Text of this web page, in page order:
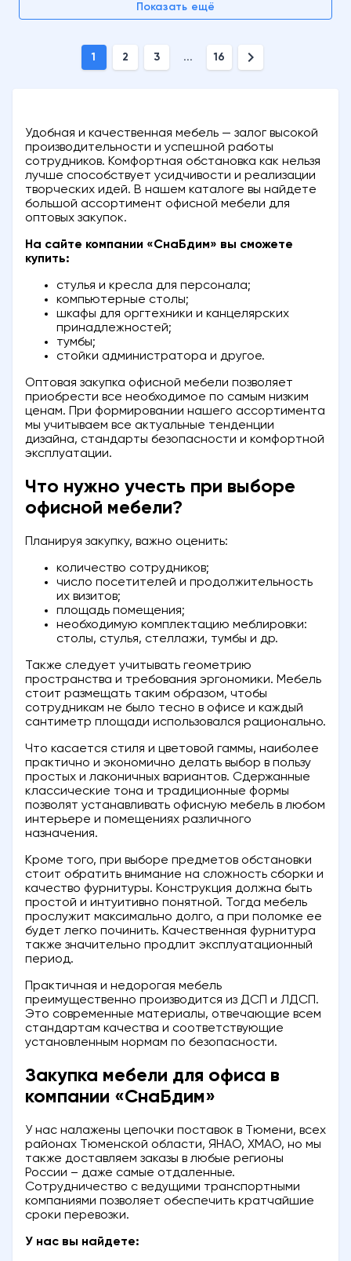
Показать ещё
1 2 3 ... 16 chevron_right
Удобная и качественная мебель — залог высокой
производительности и успешной работы
сотрудников. Комфортная обстановка как нельзя
лучше способствует усидчивости и реализации
творческих идей. В нашем каталоге вы найдете
большой ассортимент офисной мебели для
оптовых закупок.
На сайте компании «СнаБдим» вы сможете
купить:
стулья и кресла для персонала;
компьютерные столы;
шкафы для оргтехники и канцелярских
принадлежностей;
тумбы;
стойки администратора и другое.
Оптовая закупка офисной мебели позволяет
приобрести все необходимое по самым низким
ценам. При формировании нашего ассортимента
мы учитываем все актуальные тенденции
дизайна, стандарты безопасности и комфортной
эксплуатации.
Что нужно учесть при выборе
офисной мебели?
Планируя закупку, важно оценить:
количество сотрудников;
число посетителей и продолжительность
их визитов;
площадь помещения;
необходимую комплектацию меблировки:
столы, стулья, стеллажи, тумбы и др.
Также следует учитывать геометрию
пространства и требования эргономики. Мебель
стоит размещать таким образом, чтобы
сотрудникам не было тесно в офисе и каждый
сантиметр площади использовался рационально.
Что касается стиля и цветовой гаммы, наиболее
практично и экономично делать выбор в пользу
простых и лаконичных вариантов. Сдержанные
классические тона и традиционные формы
позволят устанавливать офисную мебель в любом
интерьере и помещениях различного
назначения.
Кроме того, при выборе предметов обстановки
стоит обратить внимание на сложность сборки и
качество фурнитуры. Конструкция должна быть
простой и интуитивно понятной. Тогда мебель
прослужит максимально долго, а при поломке ее
будет легко починить. Качественная фурнитура
также значительно продлит эксплуатационный
период.
Практичная и недорогая мебель
преимущественно производится из ДСП и ЛДСП.
Это современные материалы, отвечающие всем
стандартам качества и соответствующие
установленным нормам по безопасности.
Закупка мебели для офиса в
компании «СнаБдим»
У нас налажены цепочки поставок в Тюмени, всех
районах Тюменской области, ЯНАО, ХМАО, но мы
также доставляем заказы в любые регионы
России – даже самые отдаленные.
Сотрудничество с ведущими транспортными
компаниями позволяет обеспечить кратчайшие
сроки перевозки.
У нас вы найдете: